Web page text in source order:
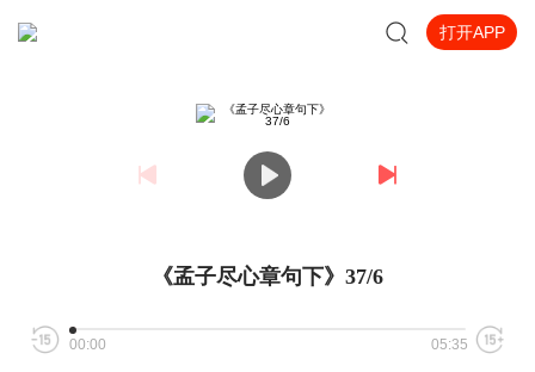
打开APP
《孟子尽心章句下》37/6
00:00 05:35